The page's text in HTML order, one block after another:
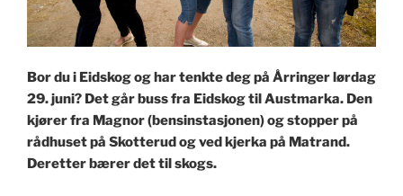
Bor du i Eidskog og har tenkte deg på Årringer lørdag
29. juni? Det går buss fra Eidskog til Austmarka. Den
kjører fra Magnor (bensinstasjonen) og stopper på
rådhuset på Skotterud og ved kjerka på Matrand.
Deretter bærer det til skogs.